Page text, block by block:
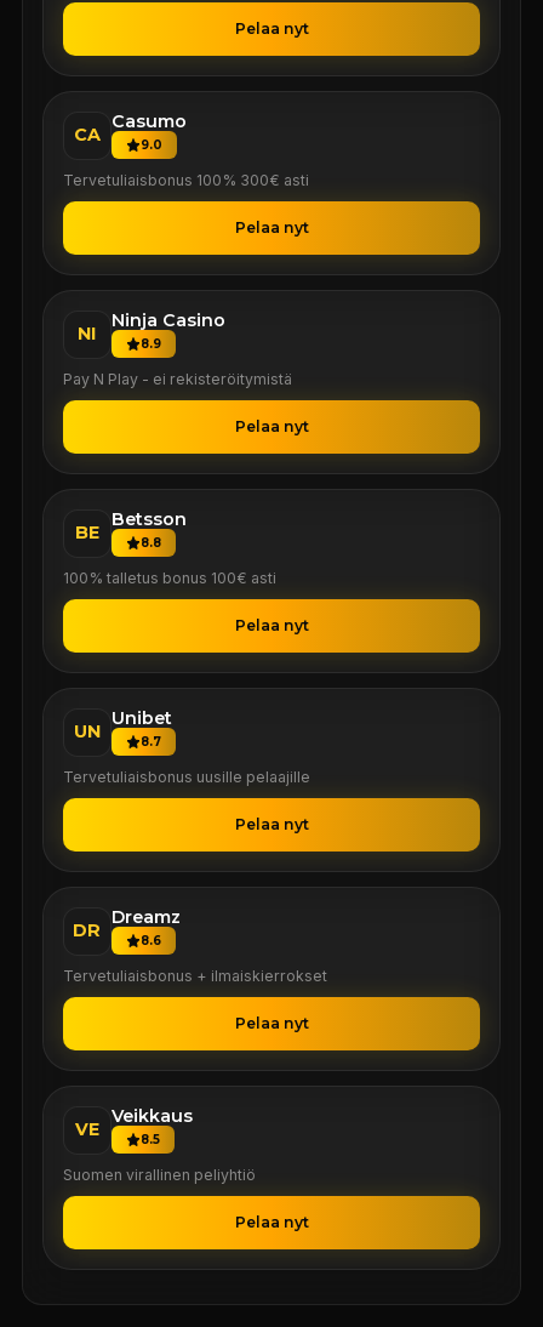
Pelaa nyt
CA
Casumo
9.0
Tervetuliaisbonus 100% 300€ asti
Pelaa nyt
NI
Ninja Casino
8.9
Pay N Play - ei rekisteröitymistä
Pelaa nyt
BE
Betsson
8.8
100% talletus bonus 100€ asti
Pelaa nyt
UN
Unibet
8.7
Tervetuliaisbonus uusille pelaajille
Pelaa nyt
DR
Dreamz
8.6
Tervetuliaisbonus + ilmaiskierrokset
Pelaa nyt
VE
Veikkaus
8.5
Suomen virallinen peliyhtiö
Pelaa nyt